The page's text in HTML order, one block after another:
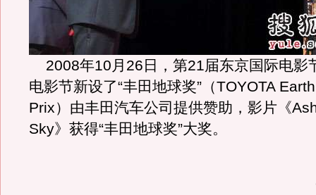
2008年10月26日，第21届东京国际电影
电影节新设了“丰田地球奖”（TOYOTA
Prix）由丰田汽车公司提供赞助，影片《
Sky》获得“丰田地球奖”大奖。